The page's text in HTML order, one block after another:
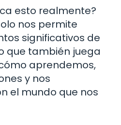
esto realmente?
nos permite
significativos de
que también juega
aprendemos,
y nos
el mundo que nos